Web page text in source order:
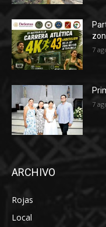
7
7
ARCHIVO
Rojas
Local